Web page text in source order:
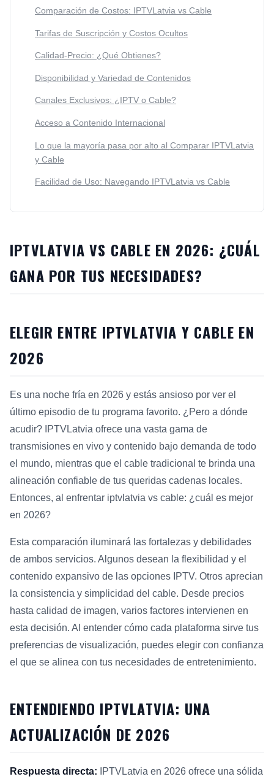
Comparación de Costos: IPTVLatvia vs Cable
Tarifas de Suscripción y Costos Ocultos
Calidad-Precio: ¿Qué Obtienes?
Disponibilidad y Variedad de Contenidos
Canales Exclusivos: ¿IPTV o Cable?
Acceso a Contenido Internacional
Lo que la mayoría pasa por alto al Comparar IPTVLatvia
y Cable
Facilidad de Uso: Navegando IPTVLatvia vs Cable
IPTVLATVIA VS CABLE EN 2026: ¿CUÁL
GANA POR TUS NECESIDADES?
ELEGIR ENTRE IPTVLATVIA Y CABLE EN
2026
Es una noche fría en 2026 y estás ansioso por ver el
último episodio de tu programa favorito. ¿Pero a dónde
acudir? IPTVLatvia ofrece una vasta gama de
transmisiones en vivo y contenido bajo demanda de todo
el mundo, mientras que el cable tradicional te brinda una
alineación confiable de tus queridas cadenas locales.
Entonces, al enfrentar iptvlatvia vs cable: ¿cuál es mejor
en 2026?
Esta comparación iluminará las fortalezas y debilidades
de ambos servicios. Algunos desean la flexibilidad y el
contenido expansivo de las opciones IPTV. Otros aprecian
la consistencia y simplicidad del cable. Desde precios
hasta calidad de imagen, varios factores intervienen en
esta decisión. Al entender cómo cada plataforma sirve tus
preferencias de visualización, puedes elegir con confianza
el que se alinea con tus necesidades de entretenimiento.
ENTENDIENDO IPTVLATVIA: UNA
ACTUALIZACIÓN DE 2026
Respuesta directa: IPTVLatvia en 2026 ofrece una sólida